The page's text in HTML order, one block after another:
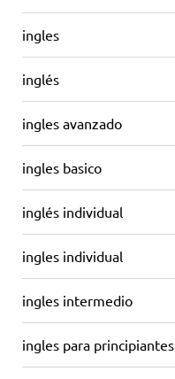
ingles
inglés
ingles avanzado
ingles basico
inglés individual
ingles individual
ingles intermedio
ingles para principiantes